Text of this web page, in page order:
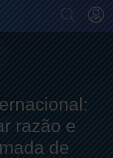
razão e
de